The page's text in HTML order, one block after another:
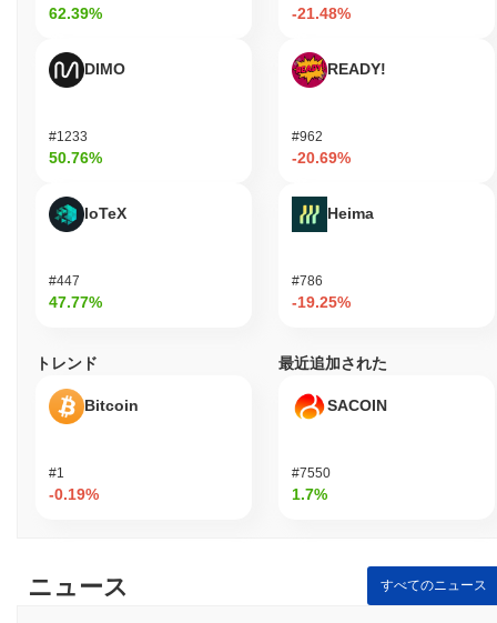
これらの課題は、暗号通貨の安定性と信頼に影響を与える可能性
にしています。
析
Red Genesis (R3D)はcentralized and decentralizedの暗号通貨取
Red Genesisの現在の日次取引量はいくらですか？
Red Genesisの価格範囲の履歴は何ですか？
史上最高値（ATH）：
史上最安値（ATL）：
Red Genesisは現在、ATHより ~99.92%低く取引されています .
0.01%の上昇を記録
した全体の暗号市場を下回っています。これは、より広範な市場
のモメンタムと比較して、R3Dの価格アクションにおける一時的
62.39%
DIMO
#1233
50.76%
IoTeX
#447
47.77%
-21.48%
READY!
#962
-20.69%
Heima
#786
-19.25%
トレンド
Bitcoin
#1
-0.19%
最近追加された
SACOIN
#7550
1.7%
ニュース すべてのニュース